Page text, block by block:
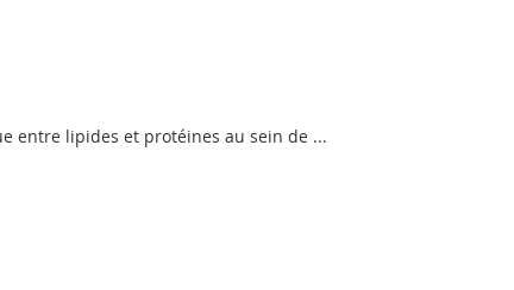
entre lipides et protéines au sein de ...